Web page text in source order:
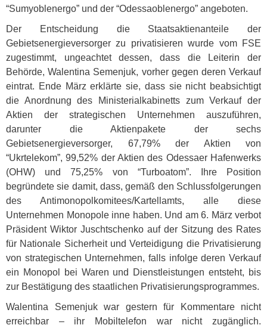
“Sumyoblenergo” und der “Odessaoblenergo” angeboten.
Der Entscheidung die Staatsaktienanteile der
Gebietsenergieversorger zu privatisieren wurde vom FSE
zugestimmt, ungeachtet dessen, dass die Leiterin der
Behörde, Walentina Semenjuk, vorher gegen deren Verkauf
eintrat. Ende März erklärte sie, dass sie nicht beabsichtigt
die Anordnung des Ministerialkabinetts zum Verkauf der
Aktien der strategischen Unternehmen auszuführen,
darunter die Aktienpakete der sechs
Gebietsenergieversorger, 67,79% der Aktien von
“Ukrtelekom”, 99,52% der Aktien des Odessaer Hafenwerks
(OHW) und 75,25% von “Turboatom”. Ihre Position
begründete sie damit, dass, gemäß den Schlussfolgerungen
des Antimonopolkomitees/Kartellamts, alle diese
Unternehmen Monopole inne haben. Und am 6. März verbot
Präsident Wiktor Juschtschenko auf der Sitzung des Rates
für Nationale Sicherheit und Verteidigung die Privatisierung
von strategischen Unternehmen, falls infolge deren Verkauf
ein Monopol bei Waren und Dienstleistungen entsteht, bis
zur Bestätigung des staatlichen Privatisierungsprogrammes.
Walentina Semenjuk war gestern für Kommentare nicht
erreichbar – ihr Mobiltelefon war nicht zugänglich.